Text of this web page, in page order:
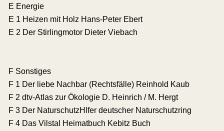
E Energie
E 1 Heizen mit Holz Hans-Peter Ebert
E 2 Der Stirlingmotor Dieter Viebach
F Sonstiges
F 1 Der liebe Nachbar (Rechtsfälle) Reinhold Kaub
F 2 dtv-Atlas zur Ökologie D. Heinrich / M. Hergt
F 3 Der NaturschutzHlfer deutscher Naturschutzring
F 4 Das Vilstal Heimatbuch Kebitz Buch